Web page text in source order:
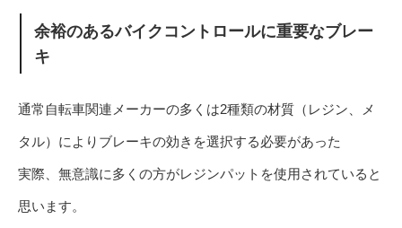
余裕のあるバイクコントロールに重要なブレー
キ
通常自転車関連メーカーの多くは2種類の材質（レジン、メ
タル）によりブレーキの効きを選択する必要があった
実際、無意識に多くの方がレジンパットを使用されていると
思います。